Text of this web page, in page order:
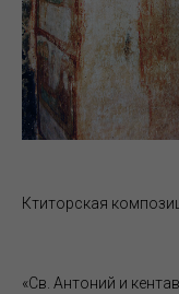
Ктиторская
«Св. Антоний и